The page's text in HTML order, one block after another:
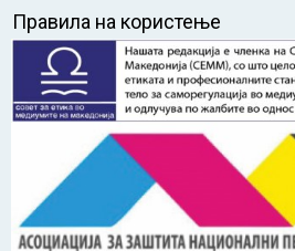
Правила на користење